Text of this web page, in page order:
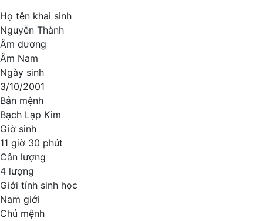
Họ tên khai sinh
Nguyễn Thành
Âm dương
Âm Nam
Ngày sinh
3/10/2001
Bản mệnh
Bạch Lạp Kim
Giờ sinh
11 giờ 30 phút
Cân lượng
4 lượng
Giới tính sinh học
Nam giới
Chủ mệnh